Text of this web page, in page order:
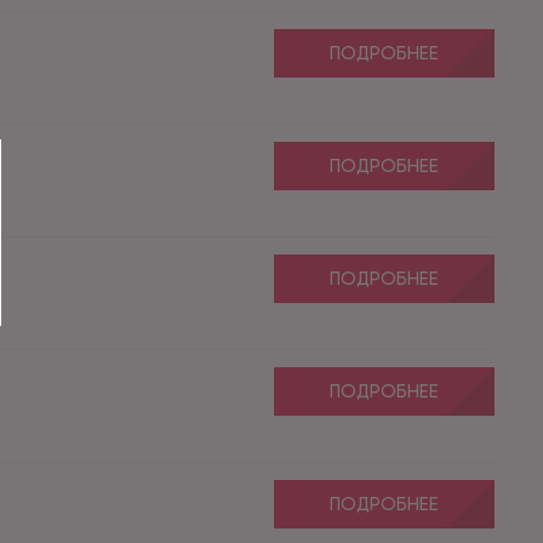
ПОДРОБНЕЕ
ПОДРОБНЕЕ
ПОДРОБНЕЕ
ПОДРОБНЕЕ
ПОДРОБНЕЕ